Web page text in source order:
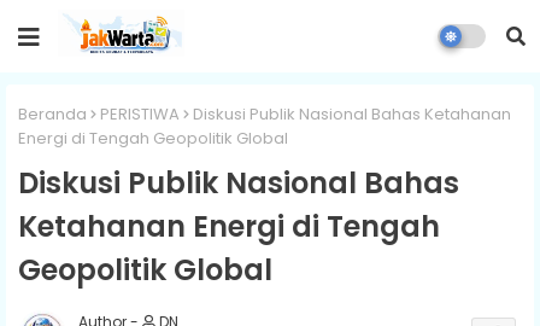
Beranda PERISTIWA
Diskusi Publik Nasional Bahas Ketahanan
Energi di Tengah Geopolitik Global
Diskusi Publik Nasional Bahas
Ketahanan Energi di Tengah
Geopolitik Global
DN